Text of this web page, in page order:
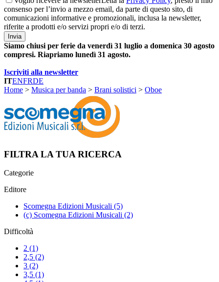
consenso per l’invio a mezzo email, da parte di questo sito, di
comunicazioni informative e promozionali, inclusa la newsletter,
riferite a prodotti e/o servizi propri e/o di terzi.
Invia
Siamo chiusi per ferie da venerdì 31 luglio a domenica 30 agosto
compresi. Riapriamo lunedì 31 agosto.
Iscriviti alla newsletter
ITENFRDE
Home > Musica per banda > Brani solistici > Oboe
FILTRA LA TUA RICERCA
Categorie
Editore
Scomegna Edizioni Musicali (5)
(c) Scomegna Edizioni Musicali (2)
Difficoltà
2 (1)
2,5 (2)
3 (2)
3,5 (1)